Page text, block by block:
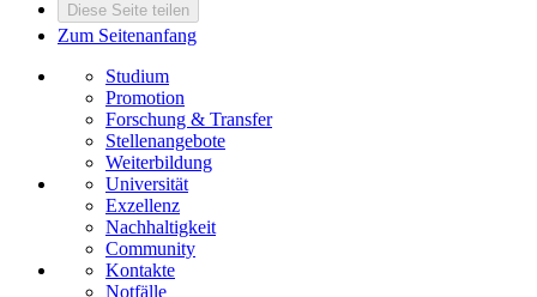
Diese Seite teilen
Zum Seitenanfang
Studium
Promotion
Forschung & Transfer
Stellenangebote
Weiterbildung
Universität
Exzellenz
Nachhaltigkeit
Community
Kontakte
Notfälle